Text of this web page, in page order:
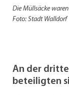
Die Müllsäcke
Foto: Stadt Walldorf
An der
beteiligten